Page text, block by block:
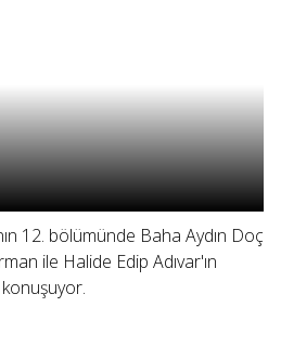
12. bölümünde Baha Aydın Doç
ile Halide Edip Adıvar'ın
konuşuyor.